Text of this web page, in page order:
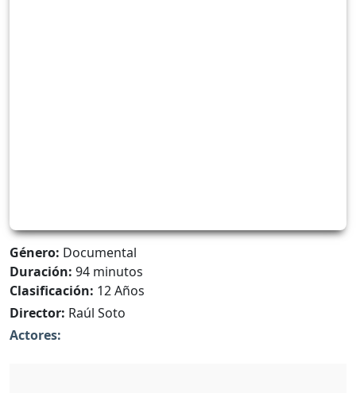
Género: Documental
Duración: 94 minutos
Clasificación: 12 Años
Director: Raúl Soto
Actores: